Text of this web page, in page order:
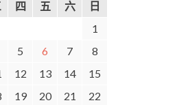
四 五 六
日
1
5 6 7
8
12 13 14
15
19 20 21
22